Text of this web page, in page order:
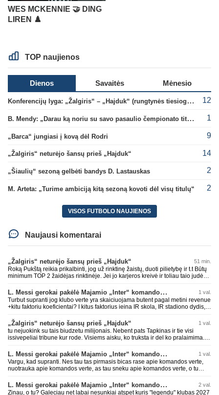
WES MCKENNIE 🤝 DING
LIREN ♟️
TOP naujienos
Dienos Savaitės Mėnesio
Konferencijų lyga: „Žalgiris“ – „Hajduk“ (rungtynės tiesiogiai) 12
B. Mendy: „Darau ką noriu su savo pasaulio čempionato titulu“ 1
„Barca“ jungiasi į kovą dėl Rodri 9
„Žalgiris“ neturėjo šansų prieš „Hajduk“ 14
„Šiaulių“ sezoną gelbėti bandys D. Lastauskas 2
M. Arteta: „Turime ambiciją kitą sezoną kovoti dėl visų titulų“ 2
VISOS FUTBOLO NAUJIENOS
Naujausi komentarai
„Žalgiris“ neturėjo šansų prieš „Hajduk“ 51 min.
Roką Pukštą reikia prikalbinti, jog už rinktinę žaistų, duoti pilietybę ir t.t Būtų
minimum TOP 2 žaidėjas rinktinėje. Jei jo karjeros kreivė ir toliau taio judės,
L. Messi gerokai pakėlė Majamio „Inter“ komandos vertę 1 val.
Turbut supranti jog klubo verte yra skaiciuojama butent pagal metini revenue
+kitu faktoriu koeficientai? I kitus faktorius ieina IR skola, IR stadiono dydis,
puikiausiai sugeneravo rekordini 1.1B revenue, kas stipriai prisidejo prie
milzinisko klubo vertes suoli siemet. Be to, tie 200 pamineti cia yra visiskai
on-point, jeigu jau musu mylimas D. prasneko apie klubo vertes kelima, arba
CR atveju - numusima.
„Žalgiris“ neturėjo šansų prieš „Hajduk“ 1 val.
tu nejuokink su tais biudzetu milijonais. Nebent pats Tapkinas ir tie visi
issivepeliai tribune kur rode. Visiems aisku, ko truksta ir del ko pralaimima.
ziniasklaidos, kuri isanalizuoti po pirsteli, ko kam truksta, tai nei kalnietis nei
kasperunas nesusigaudys. Aciu, mercys, lauksim wilno grietineles
besivaipanciu itamet Konfu lygoje 20 tukst. stadione...jei makleriui tapinui
neatsibos sitas projektas
L. Messi gerokai pakėlė Majamio „Inter“ komandos vertę 1 val.
Vargu, kad supranti. Nes tau tas pirmasis bicas rase apie komandos verte,
nuotrauka apie komandos verte, as tau sneku apie komandos verte, o tu
pasaulyje pagal tai, bet uzima antra vieta po Realo pagal klubine verte
pasaulyje. Tokios ten ir finansines problemos pas ta Al Nassr kai PIF vienu
L. Messi gerokai pakėlė Majamio „Inter“ komandos vertę 2 val.
Zinau, o tu? Galeciau net labai nesunkiai atspet kuris "legendu" klubas 2027